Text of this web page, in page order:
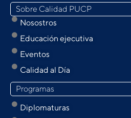
Sobre Calidad PUCP
Nosostros
Educación ejecutiva
Eventos
Calidad al Día
Programas
Diplomaturas